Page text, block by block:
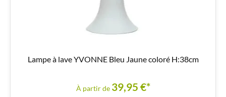
Lampe à lave YVONNE Bleu Jaune coloré H:38cm
À partir de 39,95 €*